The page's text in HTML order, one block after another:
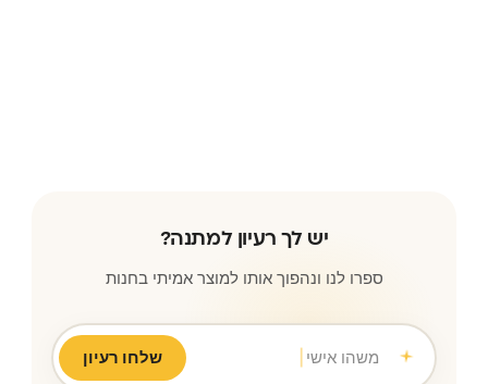
יש לך רעיון למתנה?
ספרו לנו ונהפוך אותו למוצר אמיתי בחנות
משהו אישי לחברה הכי טובה שמ|
שלחו רעיון